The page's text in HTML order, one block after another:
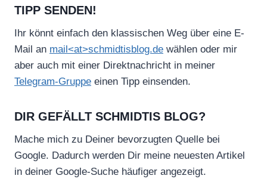
TIPP SENDEN!
Ihr könnt einfach den klassischen Weg über eine E-
Mail an mail<at>schmidtisblog.de wählen oder mir
aber auch mit einer Direktnachricht in meiner
Telegram-Gruppe einen Tipp einsenden.
DIR GEFÄLLT SCHMIDTIS BLOG?
Mache mich zu Deiner bevorzugten Quelle bei
Google. Dadurch werden Dir meine neuesten Artikel
in deiner Google-Suche häufiger angezeigt.